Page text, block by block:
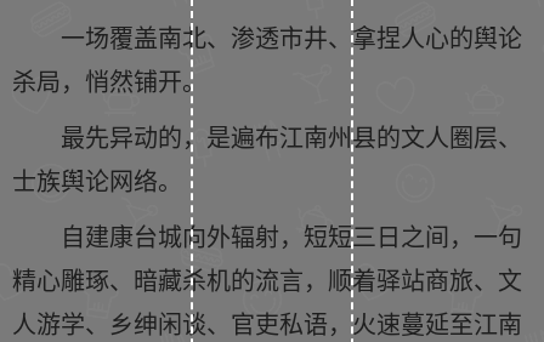
一场覆盖南北、渗透市井、拿捏人心的舆论
杀局，悄然铺开。
最先异动的，是遍布江南州县的文人圈层、
士族舆论网络。
自建康台城向外辐射，短短三日之间，一句
精心雕琢、暗藏杀机的流言，顺着驿站商旅、文
人游学、乡绅闲谈、官吏私语，火速蔓延至江南